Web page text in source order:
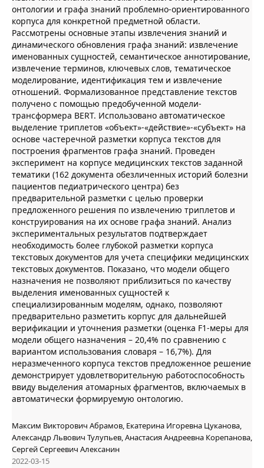
онтологии и графа знаний проблемно-ориентированного
корпуса для конкретной предметной области.
Рассмотрены основные этапы извлечения знаний и
динамического обновления графа знаний: извлечение
именованных сущностей, семантическое аннотирование,
извлечение терминов, ключевых слов, тематическое
моделирование, идентификация тем и извлечение
отношений. Формализованное представление текстов
получено с помощью предобученной модели-
трансформера BERT. Использовано автоматическое
выделение триплетов «объект»-«действие»-«субъект» на
основе частеречной разметки корпуса текстов для
построения фрагментов графа знаний. Проведен
эксперимент на корпусе медицинских текстов заданной
тематики (162 документа обезличенных историй болезни
пациентов педиатрического центра) без
предварительной разметки с целью проверки
предложенного решения по извлечению триплетов и
конструирования на их основе графа знаний. Анализ
экспериментальных результатов подтверждает
необходимость более глубокой разметки корпуса
текстовых документов для учета специфики медицинских
текстовых документов. Показано, что модели общего
назначения не позволяют приблизиться по качеству
выделения именованных сущностей к
специализированным моделям, однако, позволяют
предварительно разметить корпус для дальнейшей
верификации и уточнения разметки (оценка F1-меры для
модели общего назначения – 20,4% по сравнению с
вариантом использования словаря – 16,7%). Для
неразмеченного корпуса текстов предложенное решение
демонстрирует удовлетворительную работоспособность
ввиду выделения атомарных фрагментов, включаемых в
автоматически формируемую онтологию.
Максим Викторович Абрамов, Екатерина Игоревна Цуканова,
Александр Львович Тулупьев, Анастасия Андреевна Корепанова,
Сергей Сергеевич Алексанин
2022-03-15